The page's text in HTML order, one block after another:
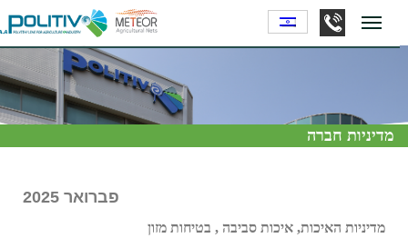
מדיניות חברה
פברואר 2025
מדיניות האיכות, איכות סביבה , בטיחות מזון